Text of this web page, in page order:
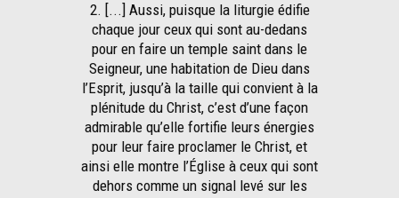
2. [...] Aussi, puisque la liturgie édifie
chaque jour ceux qui sont au-dedans
pour en faire un temple saint dans le
Seigneur, une habitation de Dieu dans
l’Esprit, jusqu’à la taille qui convient à la
plénitude du Christ, c’est d’une façon
admirable qu’elle fortifie leurs énergies
pour leur faire proclamer le Christ, et
ainsi elle montre l’Église à ceux qui sont
dehors comme un signal levé sur les